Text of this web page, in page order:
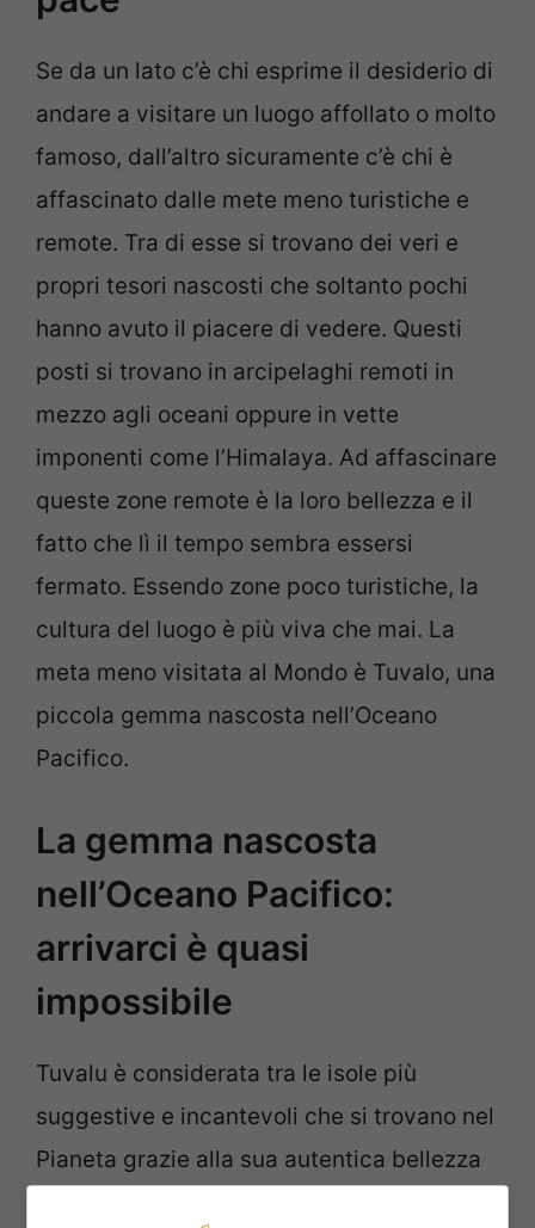
Se da un lato c’è chi esprime il desiderio di
andare a visitare un luogo affollato o molto
famoso, dall’altro sicuramente c’è chi è
affascinato dalle mete meno turistiche e
remote. Tra di esse si trovano dei veri e
propri tesori nascosti che soltanto pochi
hanno avuto il piacere di vedere. Questi
posti si trovano in arcipelaghi remoti in
mezzo agli oceani oppure in vette
imponenti come l’Himalaya. Ad affascinare
queste zone remote è la loro bellezza e il
fatto che lì il tempo sembra essersi
fermato. Essendo zone poco turistiche, la
cultura del luogo è più viva che mai. La
meta meno visitata al Mondo è Tuvalo, una
piccola gemma nascosta nell’Oceano
Pacifico.
La gemma nascosta
nell’Oceano Pacifico:
arrivarci è quasi
impossibile
Tuvalu è considerata tra le isole più
suggestive e incantevoli che si trovano nel
Pianeta grazie alla sua autentica bellezza